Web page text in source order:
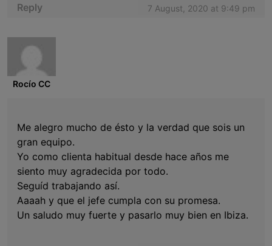
7 August, 2020 at 9:49 pm
Reply
Rocío CC
Me alegro mucho de ésto y la verdad que sois un
gran equipo.
Yo como clienta habitual desde hace años me
siento muy agradecida por todo.
Seguíd trabajando así.
Aaaah y que el jefe cumpla con su promesa.
Un saludo muy fuerte y pasarlo muy bien en Ibiza.